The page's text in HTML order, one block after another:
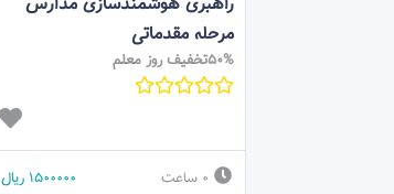
مرحله مقدماتی
50%تخفیف روز معلم
0 ساعت 1500000 ریال